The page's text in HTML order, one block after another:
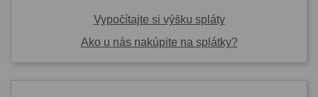
Vypočítajte si výšku spláty
Ako u nás nakúpite na splátky?